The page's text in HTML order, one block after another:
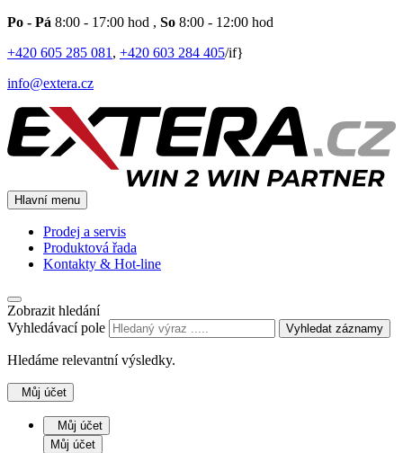
Po - Pá 8:00 - 17:00 hod , So 8:00 - 12:00 hod
+420 605 285 081 , +420 603 284 405/if}
info@extera.cz
Hlavní menu
Prodej a servis
Produktová řada
Kontakty & Hot-line
Zobrazit hledání
Vyhledávací pole
Vyhledat záznamy
Hledáme relevantní výsledky.
Můj účet
Můj účet
Můj účet